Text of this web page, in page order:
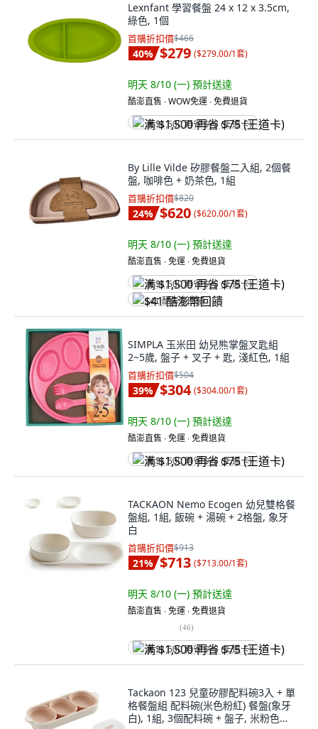
Lexnfant 學習餐盤 24 x 12 x 3.5cm,
綠色, 1個
首購折扣價$466
40% $279 ($279.00/1套)
明天 8/10 (一) 預計送達
酷澎直售 ∙ WOW免運 ∙ 免費退貨
满 $1,500 再省 $75 (王道卡)
By Lille Vilde 矽膠餐盤二入組, 2個餐
盤, 咖啡色 + 奶茶色, 1組
首購折扣價$820
24% $620 ($620.00/1套)
明天 8/10 (一) 預計送達
酷澎直售 ∙ 免運 ∙ 免費退貨
满 $1,500 再省 $75 (王道卡)
$41 酷澎幣回饋
SIMPLA 玉米田 幼兒熊掌盤叉匙組
2~5歲, 盤子 + 叉子 + 匙, 淺紅色, 1組
首購折扣價$504
39% $304 ($304.00/1套)
明天 8/10 (一) 預計送達
酷澎直售 ∙ 免運 ∙ 免費退貨
满 $1,500 再省 $75 (王道卡)
TACKAON Nemo Ecogen 幼兒雙格餐
盤組, 1組, 飯碗 + 湯碗 + 2格盤, 象牙
白
首購折扣價$913
21% $713 ($713.00/1套)
明天 8/10 (一) 預計送達
酷澎直售 ∙ 免運 ∙ 免費退貨
(46)
满 $1,500 再省 $75 (王道卡)
Tackaon 123 兒童矽膠配料碗3入 + 單
格餐盤組 配料碗(米色粉紅) 餐盤(象牙
白), 1組, 3個配料碗 + 盤子, 米粉色盛